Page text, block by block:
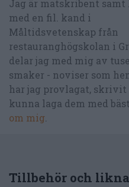
Jag är matskribent samt
med en fil. kand i
Måltidsvetenskap från
restauranghögskolan i
delar jag med mig av
smaker - noviser som
har jag provlagat, skrivit
kunna laga dem med
om mig.
Tillbehör och